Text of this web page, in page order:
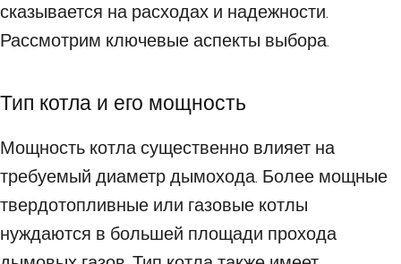
сказывается на расходах и надежности.
Рассмотрим ключевые аспекты выбора.
Тип котла и его мощность
Мощность котла существенно влияет на
требуемый диаметр дымохода. Более мощные
твердотопливные или газовые котлы
нуждаются в большей площади прохода